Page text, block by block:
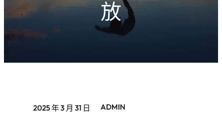
放
2025 年 3 月 31 日 ADMIN